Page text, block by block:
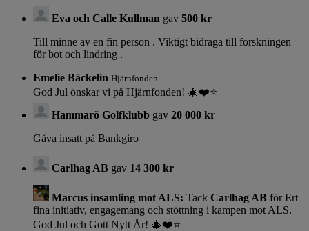
Eva och Calle Kullman gav 500 kr
Till minne av en fin person . Viktigt bidraga till forskningen
för bot och lindring .
Emelie Bäckelin Hjärnfonden
God Jul önskar vi på Hjärnfonden! 🎄❤️⭐️
Hammarö Golfklubb gav 20 000 kr
Gåva insatt på Bankgiro
Carlhag AB gav 14 300 kr
Marcus insamling mot ALS: Tack Carlhag AB för Ert
fina initiativ, engagemang och stöttning i kampen mot ALS.
God Jul och Gott Nytt År! 🎄❤️⭐️